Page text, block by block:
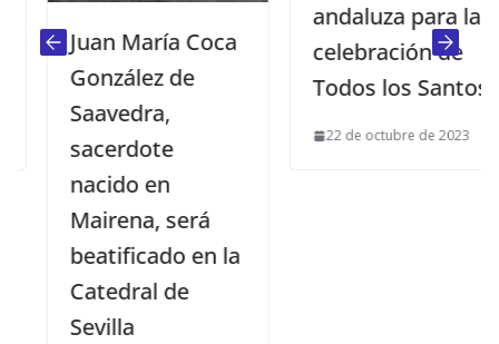
Juan María Coca
González de
Saavedra,
sacerdote
nacido en
Mairena, será
beatificado en la
Catedral de
Sevilla
andaluza para la
celebración de
Todos los Santos
22 de octubre de 2023